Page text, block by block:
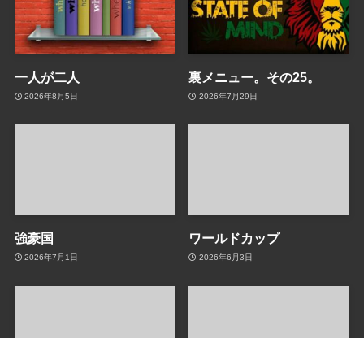
一人が二人
2026年8月5日
裏メニュー。その25。
2026年7月29日
強豪国
2026年7月1日
ワールドカップ
2026年6月3日